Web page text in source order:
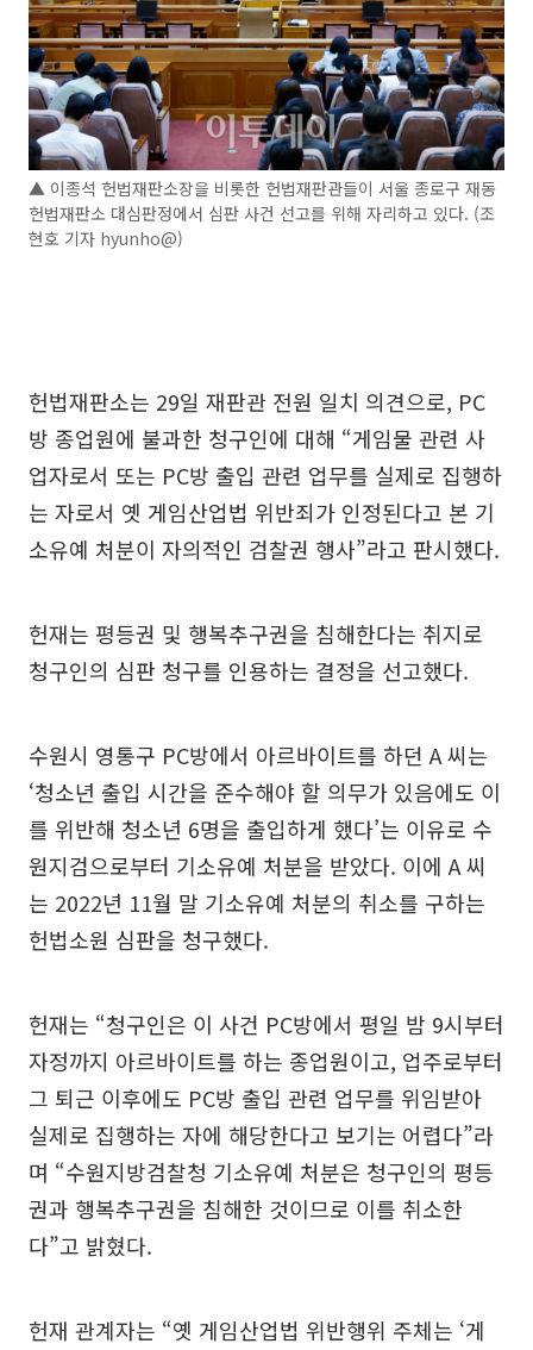
▲ 이종석 헌법재판소장을 비롯한 헌법재판관들이 서울 종로구 재동
헌법재판소 대심판정에서 심판 사건 선고를 위해 자리하고 있다. (조
현호 기자 hyunho@)
헌법재판소는 29일 재판관 전원 일치 의견으로, PC
방 종업원에 불과한 청구인에 대해 “게임물 관련 사
업자로서 또는 PC방 출입 관련 업무를 실제로 집행하
는 자로서 옛 게임산업법 위반죄가 인정된다고 본 기
소유예 처분이 자의적인 검찰권 행사”라고 판시했다.
헌재는 평등권 및 행복추구권을 침해한다는 취지로
청구인의 심판 청구를 인용하는 결정을 선고했다.
수원시 영통구 PC방에서 아르바이트를 하던 A 씨는
‘청소년 출입 시간을 준수해야 할 의무가 있음에도 이
를 위반해 청소년 6명을 출입하게 했다’는 이유로 수
원지검으로부터 기소유예 처분을 받았다. 이에 A 씨
는 2022년 11월 말 기소유예 처분의 취소를 구하는
헌법소원 심판을 청구했다.
헌재는 “청구인은 이 사건 PC방에서 평일 밤 9시부터
자정까지 아르바이트를 하는 종업원이고, 업주로부터
그 퇴근 이후에도 PC방 출입 관련 업무를 위임받아
실제로 집행하는 자에 해당한다고 보기는 어렵다”라
며 “수원지방검찰청 기소유예 처분은 청구인의 평등
권과 행복추구권을 침해한 것이므로 이를 취소한
다”고 밝혔다.
헌재 관계자는 “옛 게임산업법 위반행위 주체는 ‘게